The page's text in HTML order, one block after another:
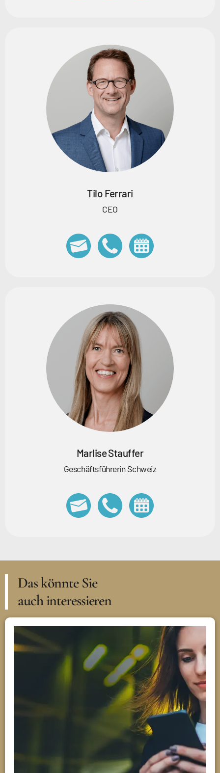
Tilo Ferrari
CEO
Marlise Stauffer
Geschäftsführerin Schweiz
Das könnte Sie
auch interessieren